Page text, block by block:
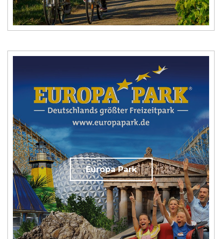
Europa Park